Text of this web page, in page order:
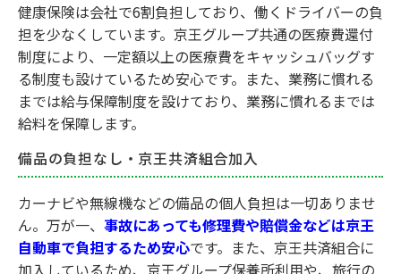
健康保険は会社で6割負担しており、働くドライバーの負
担を少なくしています。京王グループ共通の医療費還付
制度により、一定額以上の医療費をキャッシュバッグす
る制度も設けているため安心です。また、業務に慣れる
までは給与保障制度を設けており、業務に慣れるまでは
給料を保障します。
備品の負担なし・京王共済組合加入
カーナビや無線機などの備品の個人負担は一切ありませ
ん。万が一、 事故にあっても修理費や賠償金などは京王
自動車で負担するため安心です。また、京王共済組合に
加入しているため、京王グループ保養所利用や、旅行の